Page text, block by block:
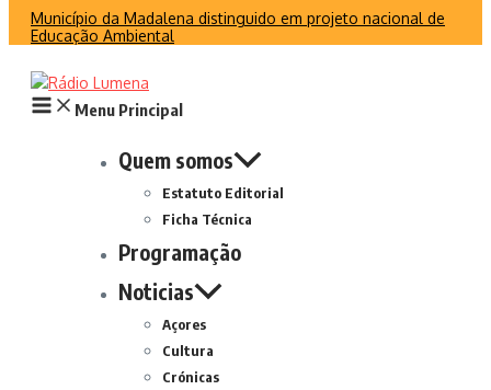
Município da Madalena distinguido em projeto nacional de
Educação Ambiental
Menu Principal
Quem somos
Estatuto Editorial
Ficha Técnica
Programação
Noticias
Açores
Cultura
Crónicas